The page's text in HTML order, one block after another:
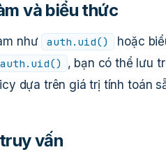
và biểu thức
như auth.uid()
hoặc
auth.uid()
, bạn có thể lưu
dựa trên giá trị tính toán
vấn